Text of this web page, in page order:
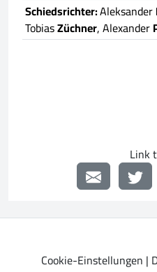
Schiedsrichter:Aleksander
TobiasZüchner, Alexander
Link
Cookie-Einstellungen |